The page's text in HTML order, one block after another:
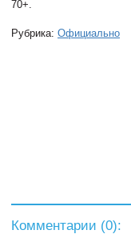
70+.
Рубрика: Официально
Комментарии (0):